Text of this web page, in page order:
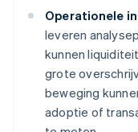
Operationele
leveren
kunnen
grote
beweging
adoptie of